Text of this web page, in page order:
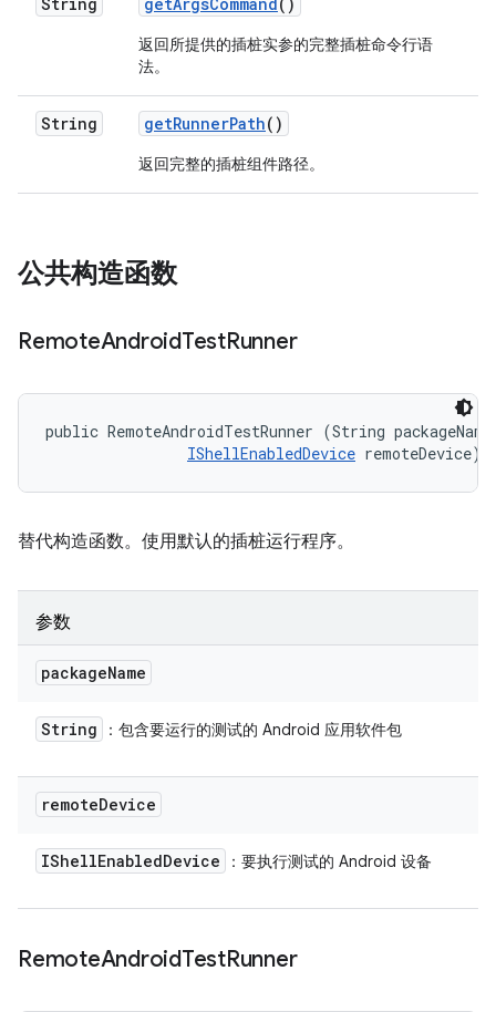
返回所提供的插桩实参的完整插桩命令行语
法。
String getRunnerPath()
返回完整的插桩组件路径。
公共构造函数
RemoteAndroidTestRunner
public RemoteAndroidTestRunner (String
IShellEnabledDevice remoteDevice)
替代构造函数。使用默认的插桩运行程序。
参数
packageName
String ：包含要运行的测试的 Android 应用软件包
remoteDevice
IShellEnabledDevice ：要执行测试的 Android 设备
RemoteAndroidTestRunner